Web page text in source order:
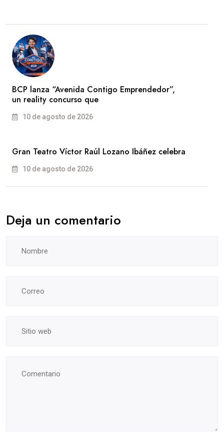
BCP lanza “Avenida Contigo Emprendedor”,
un reality concurso que
10 de agosto de 2026
Gran Teatro Víctor Raúl Lozano Ibáñez celebra
10 de agosto de 2026
Deja un comentario